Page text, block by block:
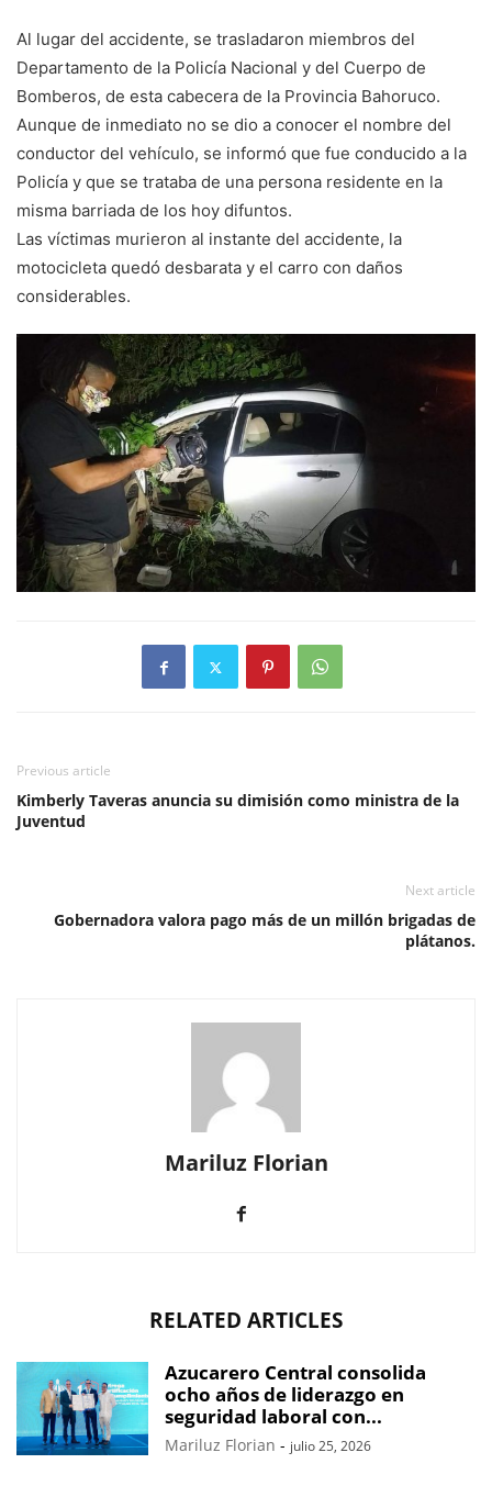
Al lugar del accidente, se trasladaron miembros del
Departamento de la Policía Nacional y del Cuerpo de
Bomberos, de esta cabecera de la Provincia Bahoruco.
Aunque de inmediato no se dio a conocer el nombre del
conductor del vehículo, se informó que fue conducido a la
Policía y que se trataba de una persona residente en la
misma barriada de los hoy difuntos.
Las víctimas murieron al instante del accidente, la
motocicleta quedó desbarata y el carro con daños
considerables.
Previous article
Kimberly Taveras anuncia su dimisión como ministra de la
Juventud
Next article
Gobernadora valora pago más de un millón brigadas de
plátanos.
Mariluz Florian
RELATED ARTICLES
Azucarero Central consolida
ocho años de liderazgo en
seguridad laboral con...
Mariluz Florian - julio 25, 2026